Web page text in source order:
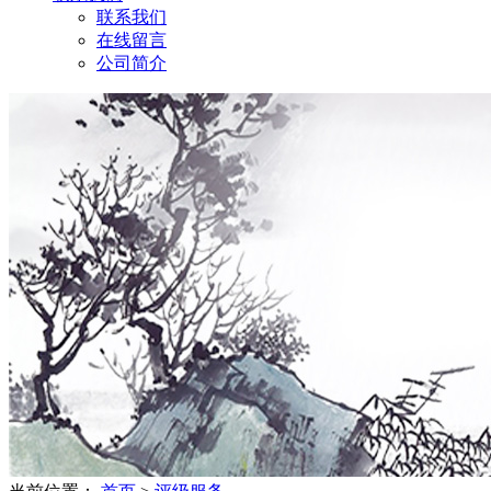
联系我们
在线留言
公司简介